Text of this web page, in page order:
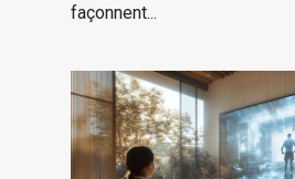
façonnent...